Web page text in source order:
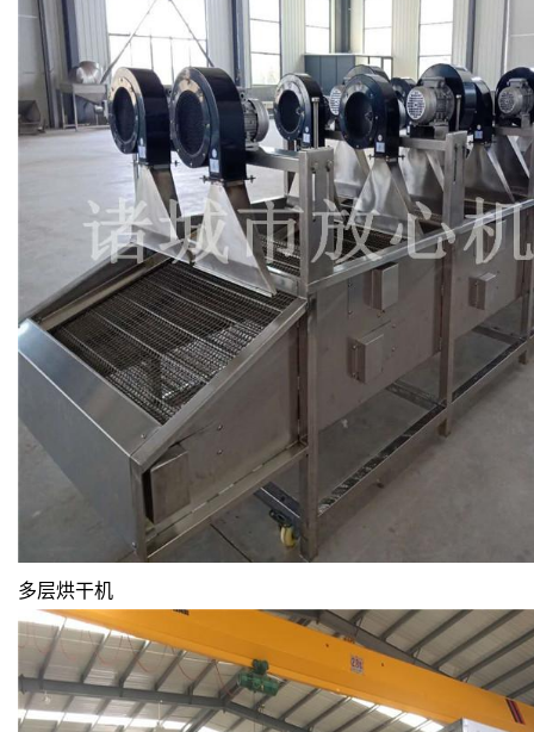
多层烘干机